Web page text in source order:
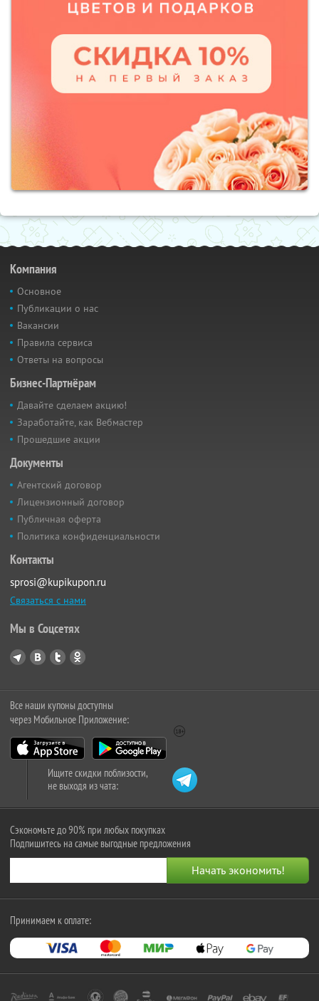
Компания
Основное
Публикации о нас
Вакансии
Правила сервиса
Ответы на вопросы
Бизнес-Партнёрам
Давайте сделаем акцию!
Заработайте, как Вебмастер
Прошедшие акции
Документы
Агентский договор
Лицензионный договор
Публичная оферта
Политика конфиденциальности
Контакты
sprosi@kupikupon.ru
Связаться с нами
Мы в Соцсетях
Все наши купоны доступны
через Мобильное Приложение:
Ищите скидки поблизости,
не выходя из чата:
Сэкономьте до 90% при любых покупках
Подпишитесь на самые выгодные предложения
Принимаем к оплате: